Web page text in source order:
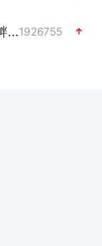
国防部：坚决反制任何闹海挑衅图谋1926755